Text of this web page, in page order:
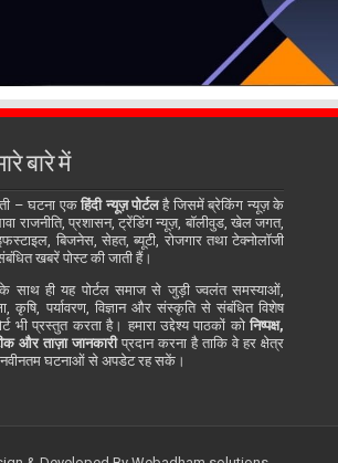
बारे में
– घटना एकहिंदी न्यूज़ पोर्टलहै जिसमें ब्रेकिंग न्यूज़ के
राजनीति, प्रशासन, ट्रेंडिंग न्यूज़, बॉलीवुड, खेल जगत,
बिजनेस, सेहत, ब्यूटी, रोजगार तथा टेक्नोलॉजी
खबरें पोस्ट की जाती हैं।
साथ ही यह पोर्टल समाज से जुड़ी ज्वलंत समस्याओं,
कृषि, पर्यावरण, विज्ञान और संस्कृति से संबंधित विशेष
भी प्रस्तुत करता है। हमारा उद्देश्य पाठकों कोनिष्पक्ष,
और ताज़ा जानकारीप्रदान करना है ताकि वे हर क्षेत्र
घटनाओं से अपडेट रह सकें।